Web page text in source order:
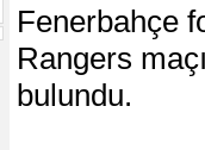
Fenerbahçe
Rangers
bulundu.